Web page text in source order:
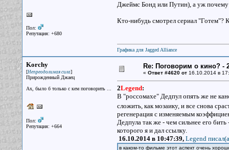
Пол:
Репутация: +680
Джеймс Бонд или Путин), а уж
Кто-нибудь смотрел сериал "Готем"?
Графика для Jagged Alliance
Korchy
[Непреодолимая сила]
Прирожденный Джаец
Ах, было б только с кем поговорить ...
Пол:
Репутация: +664
Re: Поговорим о кино? -
« Ответ #4620 от16.10.2014 в
2Legend:
В "россомахе" Дедпул опять же не
сложить, как мозаику, и все снова
регенерация с изменяемым
Дедпула так же - чем сильнее его
которого я и дал ссылку.
16.10.2014 в 10:47:39, Legend
в каком-то фильме этот аспект очень